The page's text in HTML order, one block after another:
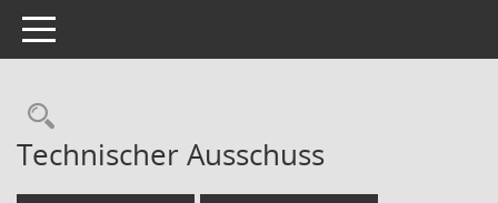
Toggle navigation
Technischer Ausschuss